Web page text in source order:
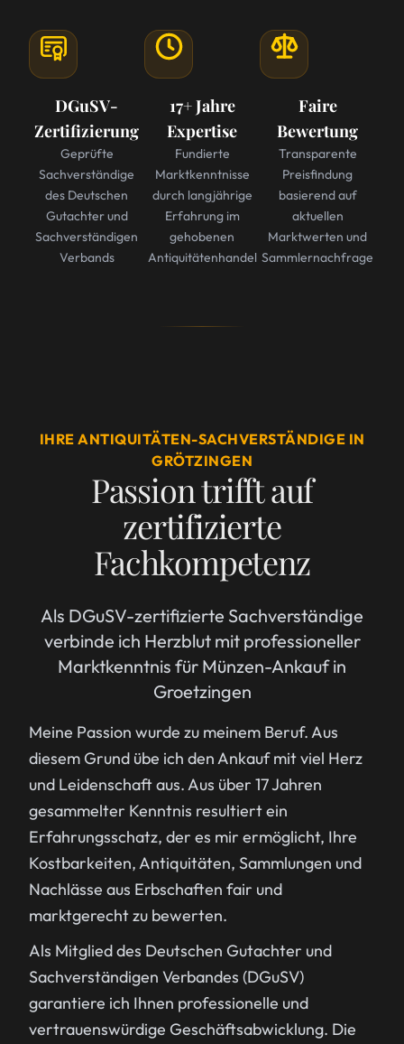
DGuSV-
Zertifizierung
Geprüfte
Sachverständige
des Deutschen
Gutachter und
Sachverständigen
Verbands
17+ Jahre
Expertise
Fundierte
Marktkenntnisse
durch langjährige
Erfahrung im
gehobenen
Antiquitätenhandel
Faire
Bewertung
Transparente
Preisfindung
basierend auf
aktuellen
Marktwerten und
Sammlernachfrage
IHRE ANTIQUITÄTEN-SACHVERSTÄNDIGE IN
GRÖTZINGEN
Passion trifft auf
zertifizierte
Fachkompetenz
Als DGuSV-zertifizierte Sachverständige
verbinde ich Herzblut mit professioneller
Marktkenntnis für Münzen-Ankauf in
Groetzingen
Meine Passion wurde zu meinem Beruf. Aus
diesem Grund übe ich den Ankauf mit viel Herz
und Leidenschaft aus. Aus über 17 Jahren
gesammelter Kenntnis resultiert ein
Erfahrungsschatz, der es mir ermöglicht, Ihre
Kostbarkeiten, Antiquitäten, Sammlungen und
Nachlässe aus Erbschaften fair und
marktgerecht zu bewerten.
Als Mitglied des Deutschen Gutachter und
Sachverständigen Verbandes (DGuSV)
garantiere ich Ihnen professionelle und
vertrauenswürdige Geschäftsabwicklung. Die